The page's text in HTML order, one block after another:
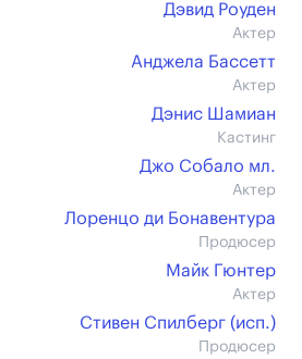
Дэвид Роуден
Актер
Анджела Бассетт
Актер
Дэнис Шамиан
Кастинг
Джо Собало мл.
Актер
Лоренцо ди Бонавентура
Продюсер
Майк Гюнтер
Актер
Стивен Спилберг (иcп.)
Продюсер